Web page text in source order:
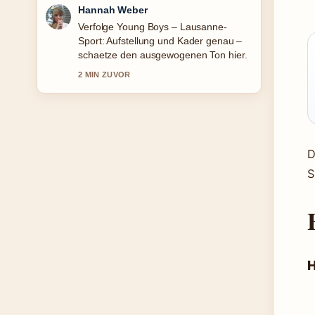
Tim Vogel
Hilfreicher Kontext zu Frisuren, die
jünger machen ab 50: Vorher-
Nachher.... Bitte haltet diesen Liveticker